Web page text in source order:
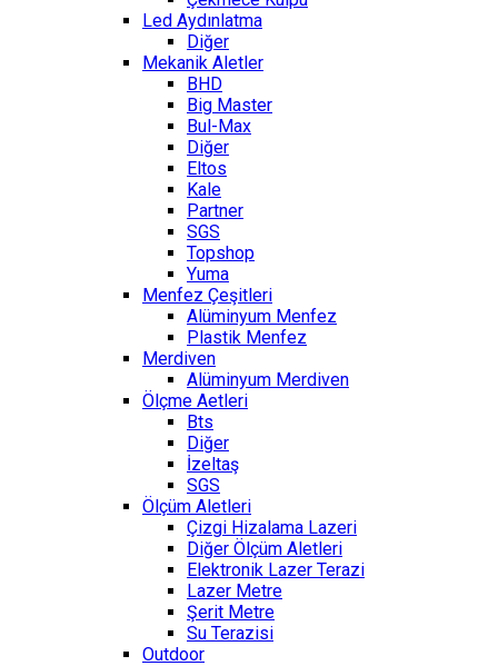
Led Aydınlatma
Diğer
Mekanik Aletler
BHD
Big Master
Bul-Max
Diğer
Eltos
Kale
Partner
SGS
Topshop
Yuma
Menfez Çeşitleri
Alüminyum Menfez
Plastik Menfez
Merdiven
Alüminyum Merdiven
Ölçme Aetleri
Bts
Diğer
İzeltaş
SGS
Ölçüm Aletleri
Çizgi Hizalama Lazeri
Diğer Ölçüm Aletleri
Elektronik Lazer Terazi
Lazer Metre
Şerit Metre
Su Terazisi
Outdoor